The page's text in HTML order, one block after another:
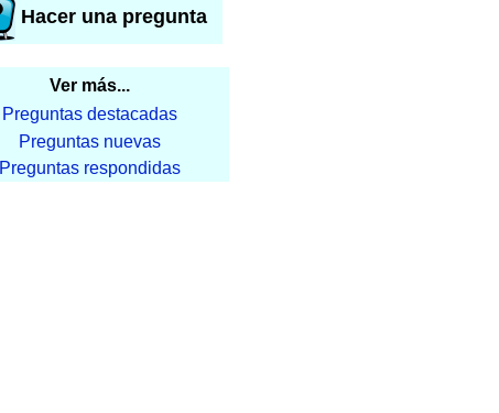
Hacer una pregunta
Ver más...
Preguntas destacadas
Preguntas nuevas
Preguntas respondidas